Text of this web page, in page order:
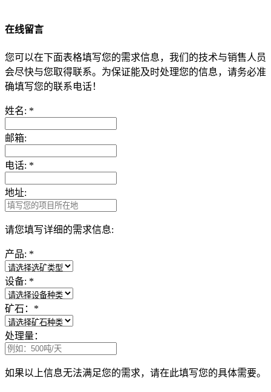
在线留言
您可以在下面表格填写您的需求信息，我们的技术与销售人员
会尽快与您取得联系。为保证能及时处理您的信息，请务必准
确填写您的联系电话！
姓名: *
邮箱:
电话: *
地址:
请您填写详细的需求信息:
产品: *
设备: *
矿石： *
处理量：
如果以上信息无法满足您的需求，请在此填写您的具体需要。